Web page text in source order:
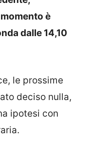
è
dalle 14,10
le prossime
deciso nulla,
ipotesi con